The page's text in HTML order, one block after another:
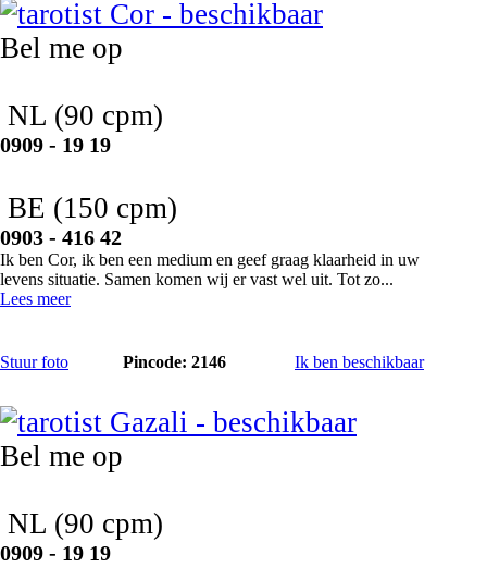
Bel me op
NL (90 cpm)
0909 - 19 19
BE (150 cpm)
0903 - 416 42
Ik ben Cor, ik ben een medium en geef graag klaarheid in uw
levens situatie. Samen komen wij er vast wel uit. Tot zo...
Lees meer
Stuur foto Pincode: 2146 Ik ben beschikbaar
Bel me op
NL (90 cpm)
0909 - 19 19